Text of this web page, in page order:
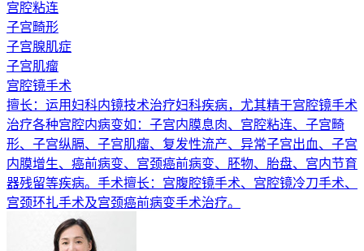
宫腔粘连
子宫畸形
子宫腺肌症
子宫肌瘤
宫腔镜手术
擅长：运用妇科内镜技术治疗妇科疾病，尤其精于宫腔镜手术
治疗各种宫腔内病变如：子宫内膜息肉、宫腔粘连、子宫畸
形、子宫纵膈、子宫肌瘤、复发性流产、异常子宫出血、子宫
内膜增生、癌前病变、宫颈癌前病变、胚物、胎盘、宫内节育
器残留等疾病。手术擅长：宫腹腔镜手术、宫腔镜冷刀手术、
宫颈环扎手术及宫颈癌前病变手术治疗。